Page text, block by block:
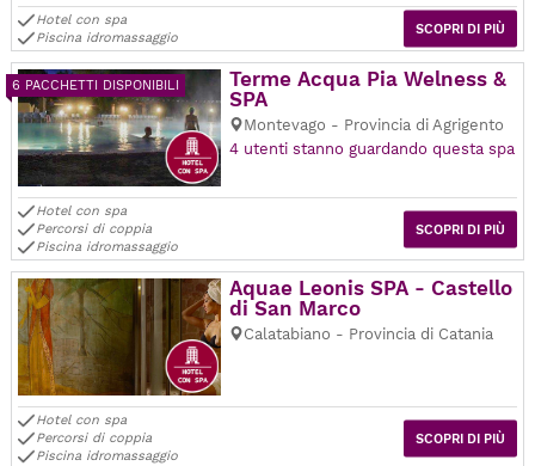
SCOPRI DI PIÙ
Hotel con spa
Piscina idromassaggio
6 PACCHETTI DISPONIBILI
Terme Acqua Pia Welness &
SPA
Montevago - Provincia di Agrigento
4 utenti stanno guardando questa spa
SCOPRI DI PIÙ
Hotel con spa
Percorsi di coppia
Piscina idromassaggio
Aquae Leonis SPA - Castello
di San Marco
Calatabiano - Provincia di Catania
SCOPRI DI PIÙ
Hotel con spa
Percorsi di coppia
Piscina idromassaggio